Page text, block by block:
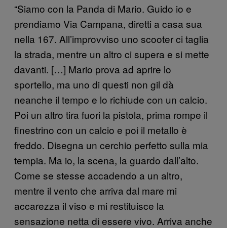
“Siamo con la Panda di Mario. Guido io e
prendiamo Via Campana, diretti a casa sua
nella 167. All’improvviso uno scooter ci taglia
la strada, mentre un altro ci supera e si mette
davanti. […] Mario prova ad aprire lo
sportello, ma uno di questi non gil dà
neanche il tempo e lo richiude con un calcio.
Poi un altro tira fuori la pistola, prima rompe il
finestrino con un calcio e poi il metallo è
freddo. Disegna un cerchio perfetto sulla mia
tempia. Ma io, la scena, la guardo dall’alto.
Come se stesse accadendo a un altro,
mentre il vento che arriva dal mare mi
accarezza il viso e mi restituisce la
sensazione netta di essere vivo. Arriva anche